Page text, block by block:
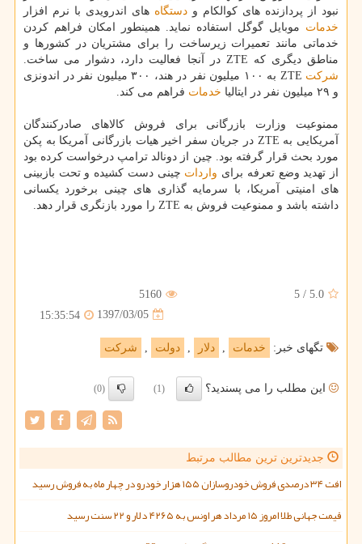
نبود از پردازنده های كوالكام و دستگاه های اندرویدی با نرم افزار
خدمات موبایل گوگل استفاده نماید. همینطور امكان فراهم كردن
خدماتی مانند تعمیرات زیرساخت را برای مشتریان در كشورها و
مناطق دیگری كه ZTE در آنجا فعالیت دارد، دشوار می ساخت.
شركت
ZTE به ۱۰۰ میلیون نفر در هند، ۳۰۰ میلیون نفر در اندونزی
و ۲۹ میلیون نفر در ایتالیا
خدمات فراهم می كند.
ممنوعیت وزارت بازرگانی برای فروش كالاهای صادركنندگان
آمریكایی به ZTE در جریان سفر اخیر هیات بازرگانی آمریكا به پكن
مورد بحث قرار گرفته بود. چین از دونالد ترامپ درخواست كرده بود
از تهدید وضع تعرفه برای واردات چینی دست كشیده و تحت بازبینی
های امنیتی آمریكا، با سرمایه گذاری های چینی برخورد یكسانی
داشته باشد و ممنوعیت فروش به ZTE را مورد بازنگری قرار دهد.
5.0
/
5
5160
1397/03/05
15:35:54
تگهای خبر: خدمات , دلار , دولت , شركت
این مطلب را می پسندید؟ (1)
(0)
جدیدترین ترین مطالب مرتبط
افت ۳۴ درصدی فروش خودروسازان ۱۵۵ هزار خودرو در چهار ماه به فروش رسید
قیمت جهانی طلا امروز ۱۵ مرداد هر اونس به ۴۲۶۵ دلار و ۲۲ سنت رسید